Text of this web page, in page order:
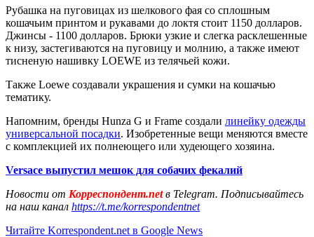
Рубашка на пуговицах из шелкового фая со сплошным
кошачьим принтом и рукавами до локтя стоит 1150 долларов.
Джинсы - 1100 долларов. Брюки узкие и слегка расклешенные
к низу, застегиваются на пуговицу и молнию, а также имеют
тисненую нашивку LOEWE из телячьей кожи.
Также Loewe создавали украшения и сумки на кошачью
тематику.
Напомним, бренды Hunza G и Frame создали линейку одежды
универсальной посадки. Изобретенные вещи меняются вместе
с комплекцией их полнеющего или худеющего хозяина.
Versace выпустил мешок для собачих фекалий
Новости от Корреспондент.netв Telegram. Подписывайтесь
на наш канал https://t.me/korrespondentnet
Читайте Korrespondent.net в Google News